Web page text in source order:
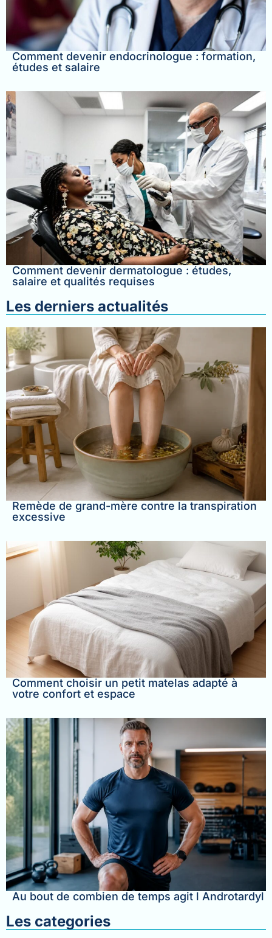
Comment devenir endocrinologue : formation,
études et salaire
Comment devenir dermatologue : études,
salaire et qualités requises
Les derniers actualités
Remède de grand-mère contre la transpiration
excessive
Comment choisir un petit matelas adapté à
votre confort et espace
Au bout de combien de temps agit l Androtardyl
Les categories